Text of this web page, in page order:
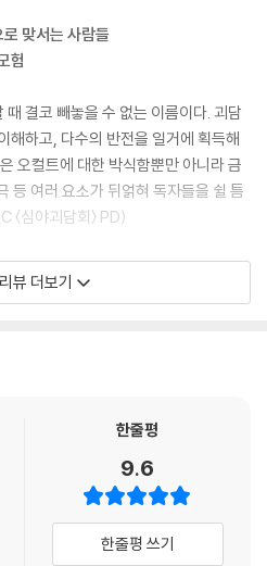
맞서는 사람들
험
결코 빼놓을 수 없는 이름이다. 괴담
해하고, 다수의 반전을 일거에 획득해
오컬트에 대한 박식함뿐만 아니라 금
등 여러 요소가 뒤얽혀 독자들을 쉴 틈
심야괴담회〉 PD)
동화, 청소년소설까지 장르의 구애 없
의 신작 《흉담》(래빗홀, 2026)이 출
국의 스티븐 킹’, ‘K-호러 장인’이라는
퍼런 음모가 드러나는 사특한 호러 미스
은 ‘해치는 이야기’ 흉담(凶談)의 비밀
흉담을 들려준 자, ‘육모돈’이 나타난
흉담을 들려주고 떠난 육모돈. 살아남
뷰 더보기
한줄평
9.6
한줄평 쓰기